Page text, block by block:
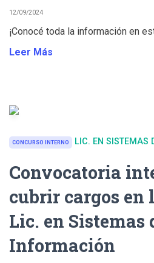
12/09/2024
¡Conocé toda la información en
Leer Más
CONCURSO INTERNO LIC. EN SISTEMAS
Convocatoria
cubrir cargos en
Lic. en Sistemas
Información